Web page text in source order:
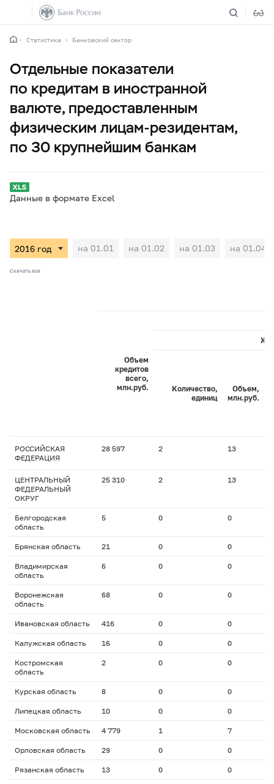
Статистика Банковский сектор
Отдельные показатели
по кредитам в иностранной
валюте, предоставленным
физическим лицам-резидентам,
по 30 крупнейшим банкам
Данные в формате Excel
на 01.01 на 01.02 на 01.03 на 01.04
Скачать все
Объем
кредитов
всего,
млн.руб.
Количество,
единиц
Объем,
млн.руб.
РОССИЙСКАЯ
ФЕДЕРАЦИЯ
28 597 2 13
ЦЕНТРАЛЬНЫЙ
ФЕДЕРАЛЬНЫЙ
ОКРУГ
25 310 2 13
Белгородская
область
5 0 0
Брянская область 21 0 0
Владимирская
область
6 0 0
Воронежская
область
68 0 0
Ивановская область 416 0 0
Калужская область 16 0 0
Костромская
область
2 0 0
Курская область 8 0 0
Липецкая область 10 0 0
Московская область 4 779 1 7
Орловская область 29 0 0
Рязанская область 13 0 0